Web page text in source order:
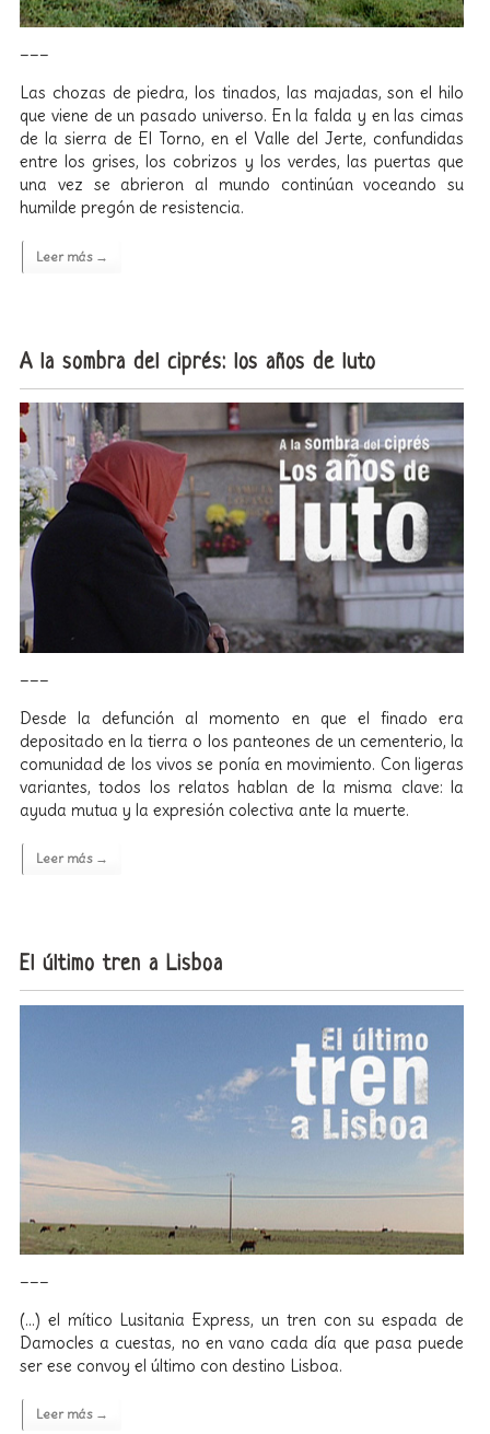
Las chozas de piedra, los tinados, las majadas, son el hilo
que viene de un pasado universo. En la falda y en las cimas
de la sierra de El Torno, en el Valle del Jerte, confundidas
entre los grises, los cobrizos y los verdes, las puertas que
una vez se abrieron al mundo continúan voceando su
humilde pregón de resistencia.
Leer más →
A la sombra del ciprés: los años de luto
Desde la defunción al momento en que el finado era
depositado en la tierra o los panteones de un cementerio, la
comunidad de los vivos se ponía en movimiento. Con ligeras
variantes, todos los relatos hablan de la misma clave: la
ayuda mutua y la expresión colectiva ante la muerte.
Leer más →
El último tren a Lisboa
(…) el mítico Lusitania Express, un tren con su espada de
Damocles a cuestas, no en vano cada día que pasa puede
ser ese convoy el último con destino Lisboa.
Leer más →